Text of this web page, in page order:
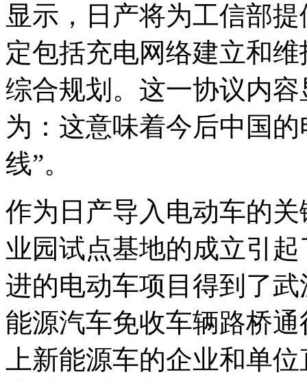
显示，日产将为工信部
定包括充电网络建立和
综合规划。这一协议内
为：这意味着今后中国
线”。
作为日产导入电动车的
业园试点基地的成立引
进的电动车项目得到了
能源汽车免收车辆路桥
上新能源车的企业和单